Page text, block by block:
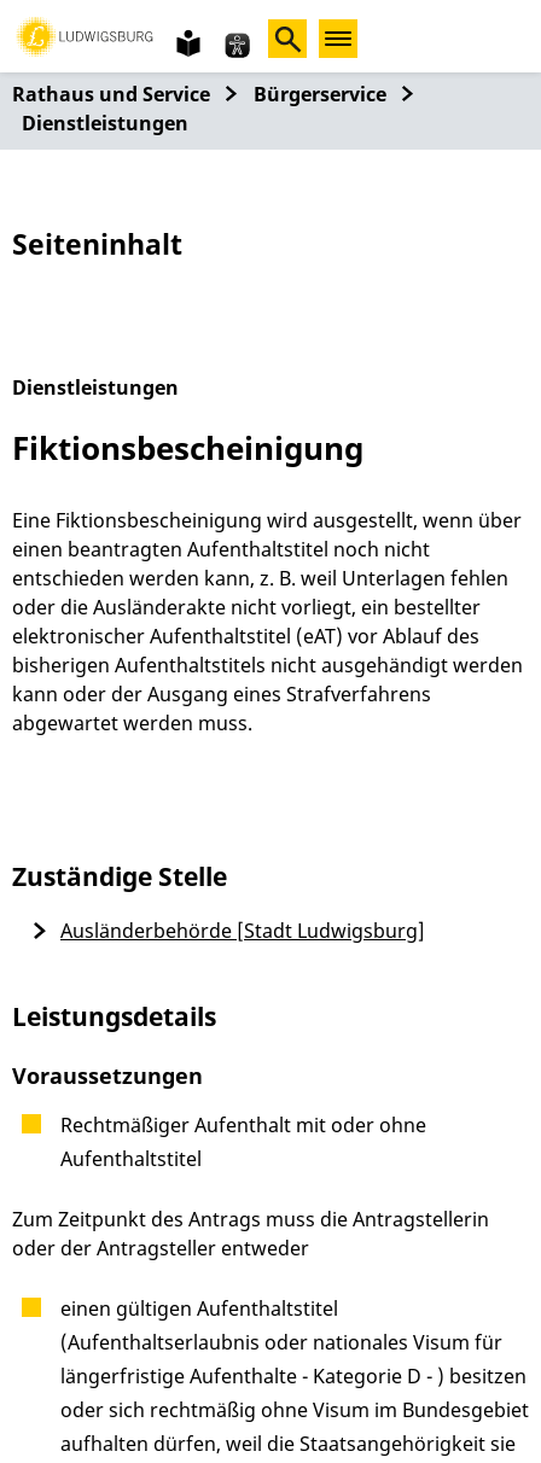
Gebärdensprache
leichte
Sprache
Rathaus und Service
Bürgerservice
Dienstleistungen
Seiteninhalt
Dienstleistungen
Fiktionsbescheinigung
Eine Fiktionsbescheinigung wird ausgestellt, wenn über
einen beantragten Aufenthaltstitel noch nicht
entschieden werden kann, z. B. weil Unterlagen fehlen
oder die Ausländerakte nicht vorliegt, ein bestellter
elektronischer Aufenthaltstitel (eAT) vor Ablauf des
bisherigen Aufenthaltstitels nicht ausgehändigt werden
kann oder der Ausgang eines Strafverfahrens
abgewartet werden muss.
Zuständige Stelle
Ausländerbehörde [Stadt Ludwigsburg]
Leistungsdetails
Voraussetzungen
Rechtmäßiger Aufenthalt mit oder ohne
Aufenthaltstitel
Zum Zeitpunkt des Antrags muss die Antragstellerin
oder der Antragsteller entweder
einen gültigen Aufenthaltstitel
(Aufenthaltserlaubnis oder nationales Visum für
längerfristige Aufenthalte - Kategorie D - ) besitzen
oder sich rechtmäßig ohne Visum im Bundesgebiet
aufhalten dürfen, weil die Staatsangehörigkeit sie